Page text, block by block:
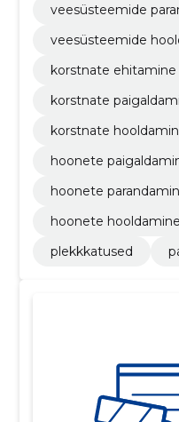
veesüsteemide
veesüsteemide
korstnate ehitamine
korstnate
korstnate
hoonete
hoonete
hoonete hooldamine
plekkkatused